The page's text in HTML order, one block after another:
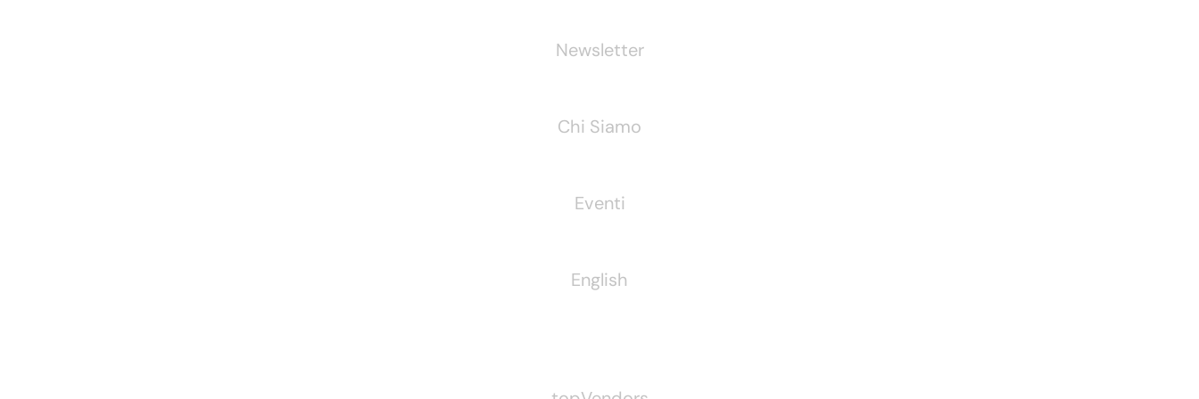
Newsletter
Chi Siamo
Eventi
English